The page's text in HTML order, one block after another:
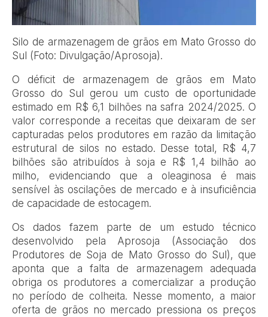
Silo de armazenagem de grãos em Mato Grosso do
Sul (Foto: Divulgação/Aprosoja).
O déficit de armazenagem de grãos em Mato
Grosso do Sul gerou um custo de oportunidade
estimado em R$ 6,1 bilhões na safra 2024/2025. O
valor corresponde a receitas que deixaram de ser
capturadas pelos produtores em razão da limitação
estrutural de silos no estado. Desse total, R$ 4,7
bilhões são atribuídos à soja e R$ 1,4 bilhão ao
milho, evidenciando que a oleaginosa é mais
sensível às oscilações de mercado e à insuficiência
de capacidade de estocagem.
Os dados fazem parte de um estudo técnico
desenvolvido pela Aprosoja (Associação dos
Produtores de Soja de Mato Grosso do Sul), que
aponta que a falta de armazenagem adequada
obriga os produtores a comercializar a produção
no período de colheita. Nesse momento, a maior
oferta de grãos no mercado pressiona os preços